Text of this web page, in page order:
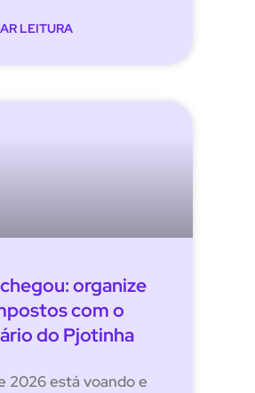
LEITURA
organize
com o
do Pjotinha
2026 está voando e